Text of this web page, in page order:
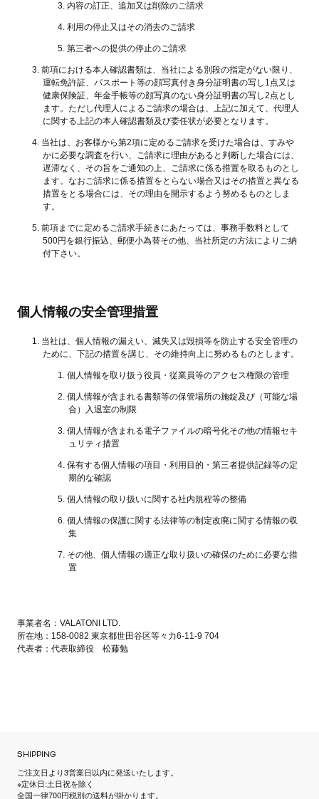
内容の訂正、追加又は削除のご請求
利用の停止又はその消去のご請求
第三者への提供の停止のご請求
前項における本人確認書類は、当社による別段の指定がない限り、
運転免許証、パスポート等の顔写真付き身分証明書の写し1点又は
健康保険証、年金手帳等の顔写真のない身分証明書の写し2点とし
ます。ただし代理人によるご請求の場合は、上記に加えて、代理人
に関する上記の本人確認書類及び委任状が必要となります。
当社は、お客様から第2項に定めるご請求を受けた場合は、すみや
かに必要な調査を行い、ご請求に理由があると判断した場合には、
遅滞なく、その旨をご通知の上、ご請求に係る措置を取るものとし
ます。なおご請求に係る措置をとらない場合又はその措置と異なる
措置をとる場合には、その理由を開示するよう努めるものとしま
す。
前項までに定めるご請求手続きにあたっては、事務手数料として
500円を銀行振込、郵便小為替その他、当社所定の方法によりご納
付下さい。
個人情報の安全管理措置
当社は、個人情報の漏えい、滅失又は毀損等を防止する安全管理の
ために、下記の措置を講じ、その維持向上に努めるものとします。
個人情報を取り扱う役員・従業員等のアクセス権限の管理
個人情報が含まれる書類等の保管場所の施錠及び（可能な場
合）入退室の制限
個人情報が含まれる電子ファイルの暗号化その他の情報セキ
ュリティ措置
保有する個人情報の項目・利用目的・第三者提供記録等の定
期的な確認
個人情報の取り扱いに関する社内規程等の整備
個人情報の保護に関する法律等の制定改廃に関する情報の収
集
その他、個人情報の適正な取り扱いの確保のために必要な措
置
事業者名：VALATONI LTD.
所在地：158-0082 東京都世田谷区等々力6-11-9 704
代表者：代表取締役 松藤勉
SHIPPING
ご注文日より3営業日以内に発送いたします。
※定休日:土日祝を除く
全国一律700円税別の送料が掛かります。